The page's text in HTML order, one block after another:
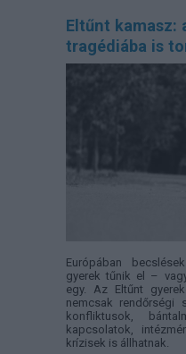
Eltűnt kamasz:
tragédiába is
Európában
gyerek tűnik el –
egy. Az Eltűnt
nemcsak rendőrségi
konfliktusok,
kapcsolatok,
krízisek is állhatnak.